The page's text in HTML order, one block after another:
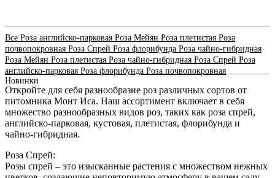
Все Роза английско-парковая Роза Мейян Роза плетистая Роза
почвопокровная Роза Спрей Роза флорибунда Роза чайно-гибридная
Роза Мейян Роза плетистая Роза чайно-гибридная Роза Спрей Роза
английско-парковая Роза флорибунда Роза почвопокровная
Новинки
Откройте для себя разнообразие роз различных сортов от
питомника Монт Иса. Наш ассортимент включает в себя
множество разнообразных видов роз, таких как роза спрей,
английско-парковая, кустовая, плетистая, флорибунда и
чайно-гибридная.
Роза Спрей:
Розы спрей – это изысканные растения с множеством нежных